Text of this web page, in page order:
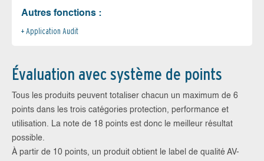
Autres fonctions :
Application Audit
Évaluation avec système de points
Tous les produits peuvent totaliser chacun un maximum de 6
points dans les trois catégories protection, performance et
utilisation. La note de 18 points est donc le meilleur résultat
possible.
À partir de 10 points, un produit obtient le label de qualité AV-